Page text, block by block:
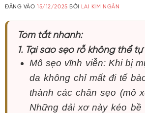
ĐĂNG VÀO15/12/2025 BỞI LAI KIM NGÂN
Tóm tắt nhanh:
1. Tại sao sẹo rỗ không thể
Mô sẹo vĩnh viễn: Khi bị
da không chỉ mất đi tế
thành các chân sẹo (mô
Những dải xơ này kéo bề